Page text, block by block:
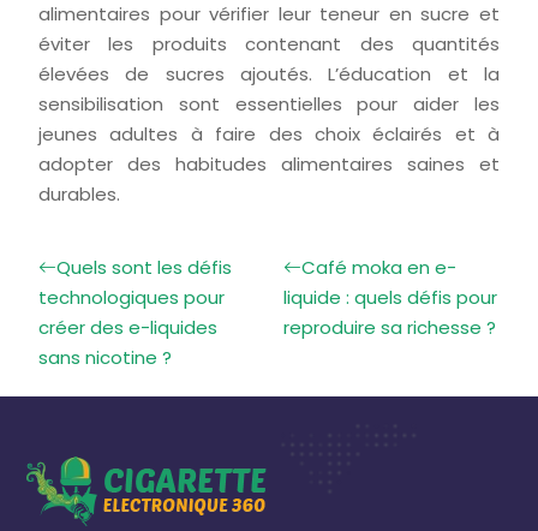
alimentaires pour vérifier leur teneur en sucre et
éviter les produits contenant des quantités
élevées de sucres ajoutés. L’éducation et la
sensibilisation sont essentielles pour aider les
jeunes adultes à faire des choix éclairés et à
adopter des habitudes alimentaires saines et
durables.
Quels sont les défis
technologiques pour
créer des e-liquides
sans nicotine ?
Café moka en e-
liquide : quels défis pour
reproduire sa richesse ?